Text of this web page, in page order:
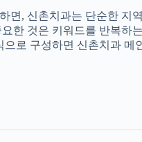
면, 신촌치과는 단순한
요한 것은 키워드를 반복
으로 구성하면 신촌치과